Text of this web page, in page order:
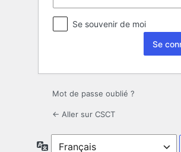
Se souvenir de moi
Mot de passe oublié ?
← Aller sur CSCT
Langue